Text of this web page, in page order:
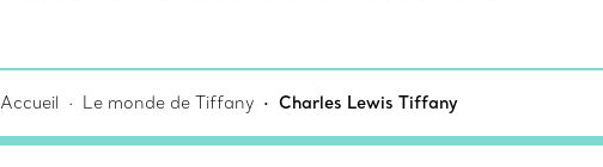
Accueil Le monde de Tiffany Charles Lewis Tiffany